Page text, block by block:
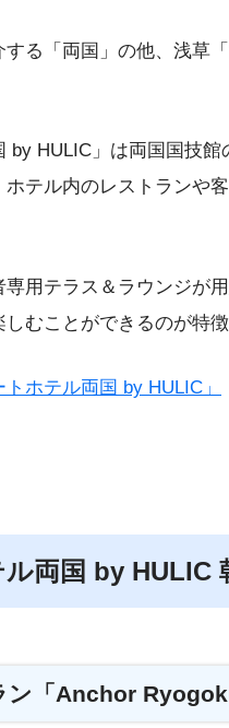
る「両国」の他、浅草
by HULIC」は両国国技
テル内のレストランや
専用テラス＆ラウンジが
むことができるのが特徴
ホテル両国 by HULIC」
両国 by HULIC
ン「Anchor